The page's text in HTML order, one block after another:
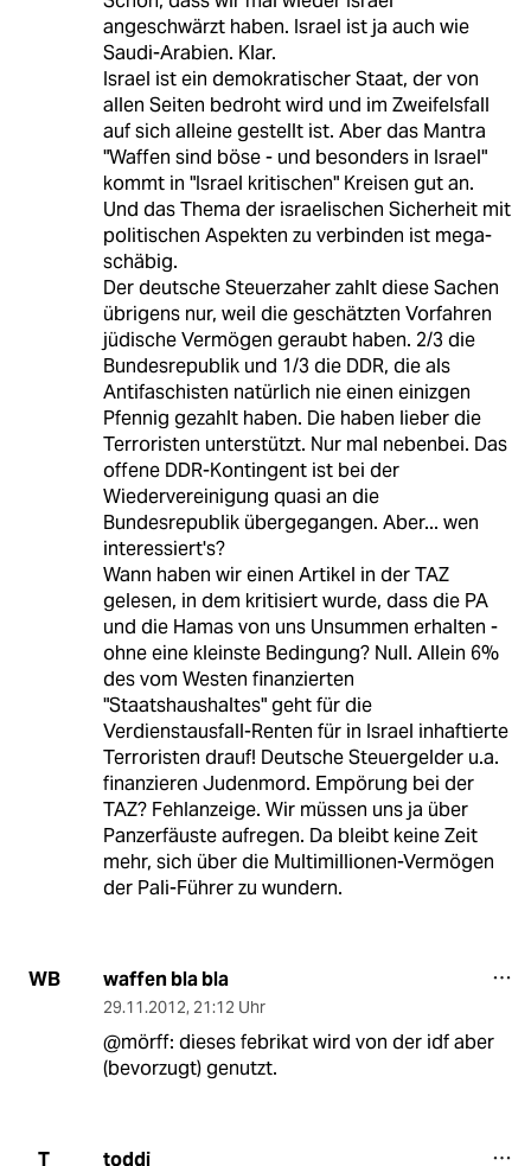
angeschwärzt haben. Israel ist ja auch wie
Saudi-Arabien. Klar.
Israel ist ein demokratischer Staat, der von
allen Seiten bedroht wird und im Zweifelsfall
auf sich alleine gestellt ist. Aber das Mantra
"Waffen sind böse - und besonders in Israel"
kommt in "Israel kritischen" Kreisen gut an.
Und das Thema der israelischen Sicherheit mit
politischen Aspekten zu verbinden ist mega-
schäbig.
Der deutsche Steuerzaher zahlt diese Sachen
übrigens nur, weil die geschätzten Vorfahren
jüdische Vermögen geraubt haben. 2/3 die
Bundesrepublik und 1/3 die DDR, die als
Antifaschisten natürlich nie einen einizgen
Pfennig gezahlt haben. Die haben lieber die
Terroristen unterstützt. Nur mal nebenbei. Das
offene DDR-Kontingent ist bei der
Wiedervereinigung quasi an die
Bundesrepublik übergegangen. Aber... wen
interessiert's?
Wann haben wir einen Artikel in der TAZ
gelesen, in dem kritisiert wurde, dass die PA
und die Hamas von uns Unsummen erhalten -
ohne eine kleinste Bedingung? Null. Allein 6%
des vom Westen finanzierten
"Staatshaushaltes" geht für die
Verdienstausfall-Renten für in Israel inhaftierte
Terroristen drauf! Deutsche Steuergelder u.a.
finanzieren Judenmord. Empörung bei der
TAZ? Fehlanzeige. Wir müssen uns ja über
Panzerfäuste aufregen. Da bleibt keine Zeit
mehr, sich über die Multimillionen-Vermögen
der Pali-Führer zu wundern.
WB waffen bla bla
29.11.2012, 21:12 Uhr
@mörff: dieses febrikat wird von der idf aber
(bevorzugt) genutzt.
T toddi